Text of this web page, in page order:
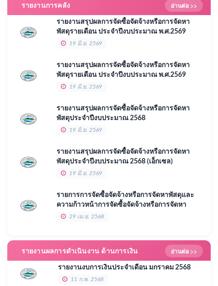
รายงานการคลัง อ่านต่อ >>
รายงานสรุปผลการจัดซื้อจัดจ้างหรือการจัดหา
พัสดุรายเดือน ประจำปีงบประมาณ พ.ศ.2569
รอบ 6 เดือน แรก
19 มิ.ย. 2569
รายงานสรุปผลการจัดซื้อจัดจ้างหรือการจัดหา
พัสดุรายเดือน ประจำปีงบประมาณ พ.ศ.2569
รอบ 6 เดือนแรก
19 มิ.ย. 2569
รายงานสรุปผลการจัดซื้อจัดจ้างหรือการจัดหา
พัสดุประจำปีงบประมาณ 2568
19 มิ.ย. 2569
รายงานสรุปผลการจัดซื้อจัดจ้างหรือการจัดหา
พัสดุประจำปีงบประมาณ 2568 (เอ็กเซล)
19 มิ.ย. 2569
รายการการจัดซื้อจัดจ้างหรือการจัดหาพัสดุและ
ความก้าวหน้าการจัดซื้อจัดจ้างหรือการจัดหา
พัสดุ ประจำปี 2568.
29 เม.ย. 2568
รายงานผลการดำเนินงาน ด้านการเงิน อ่านต่อ >>
รายงานงบการเงินประจำเดือน มกราคม 2568
11 ก.พ. 2568